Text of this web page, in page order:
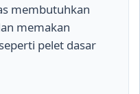
membutuhkan
memakan
pelet dasar